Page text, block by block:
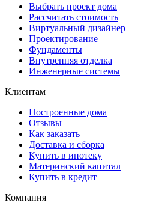
Выбрать проект дома
Рассчитать стоимость
Виртуальный дизайнер
Проектирование
Фундаменты
Внутренняя отделка
Инженерные системы
Клиентам
Построенные дома
Отзывы
Как заказать
Доставка и сборка
Купить в ипотеку
Материнский капитал
Купить в кредит
Компания